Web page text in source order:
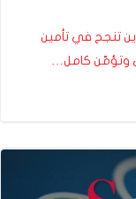
تنجح في تأمين